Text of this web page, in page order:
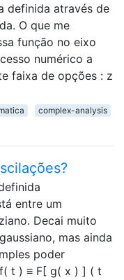
definida através de
O que me
função no eixo
numérico a
faixa de opções : z
complex-analysis
entre um
Decai muito
mas ainda
poder
t ) ≡ F[ g( x ) ] ( t